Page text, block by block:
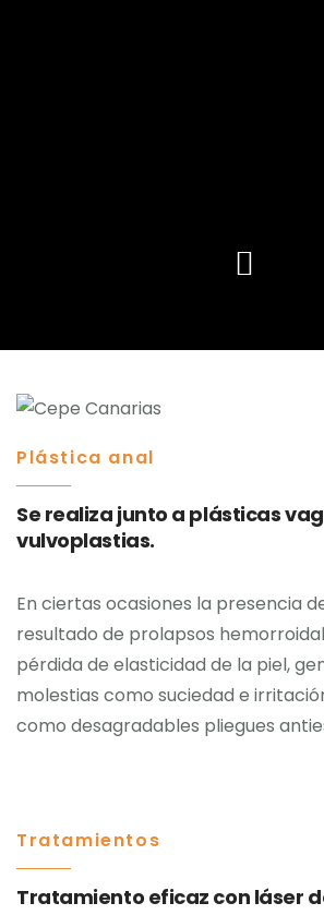
Plástica anal
Se realiza junto a plásticas
vulvoplastias.
En ciertas ocasiones la presencia
resultado de prolapsos
pérdida de elasticidad de la piel,
molestias como suciedad e
como desagradables pliegues
Tratamientos
Tratamiento eficaz con láser